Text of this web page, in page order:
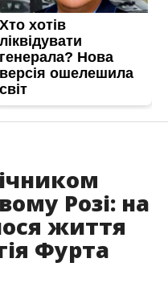
Розі: на
життя
Фурта